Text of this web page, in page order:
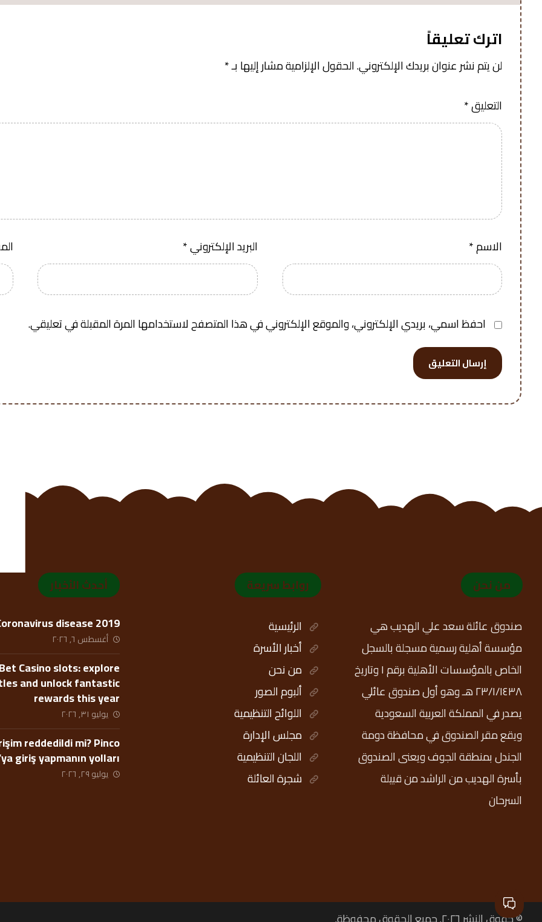
اترك تعليقاً
لن يتم نشر عنوان بريدك الإلكتروني.الحقول الإلزامية مشار إليها بـ*
التعليق*
الاسم* البريد الإلكتروني*
احفظ اسمي، بريدي الإلكتروني، والموقع الإلكتروني في هذا المتصفح لاستخدامها المرة المقبلة في تعليقي.
إرسال التعليق
من نحن
صندوق عائلة سعد علي الهديب هي
مؤسسة أهلية رسمية مسجلة بالسجل
الخاص بالمؤسسات الأهلية برقم ١ وتاريخ
٢٣/١/١٤٣٨ هـ وهو أول صندوق عائلي
يصدر في المملكة العربية السعودية
ويقع مقر الصندوق في محافظة دومة
الجندل بمنطقة الجوف ويعنى الصندوق
بأسرة الهديب من الراشد من قبيلة
السرحان
روابط سريعة
الرئيسية
أخبار الأسرة
من نحن
ألبوم الصور
اللوائح التنظيمية
مجلس الإدارة
اللجان التنظيمية
شجرة العائلة
أحدث الأخبار
disease 2019
أغسطس ٦, ٢٠٢٦
Casino slots: explore
and unlock fantastic
rewards this year
يوليو ٣١, ٢٠٢٦
reddedildi mi? Pinco
giriş yapmanın yolları
يوليو ٢٩, ٢٠٢٦